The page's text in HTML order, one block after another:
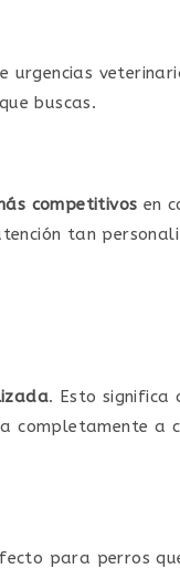
urgencias
buscas.
competitivos en
tan
. Esto significa
completamente
para perros